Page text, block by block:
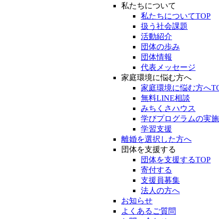
私たちについて
私たちについてTOP
扱う社会課題
活動紹介
団体の歩み
団体情報
代表メッセージ
家庭環境に悩む方へ
家庭環境に悩む方へ
無料LINE相談
みちくさハウス
学びプログラムの実施
学習支援
離婚を選択した方へ
団体を支援する
団体を支援するTOP
寄付する
支援員募集
法人の方へ
お知らせ
よくあるご質問